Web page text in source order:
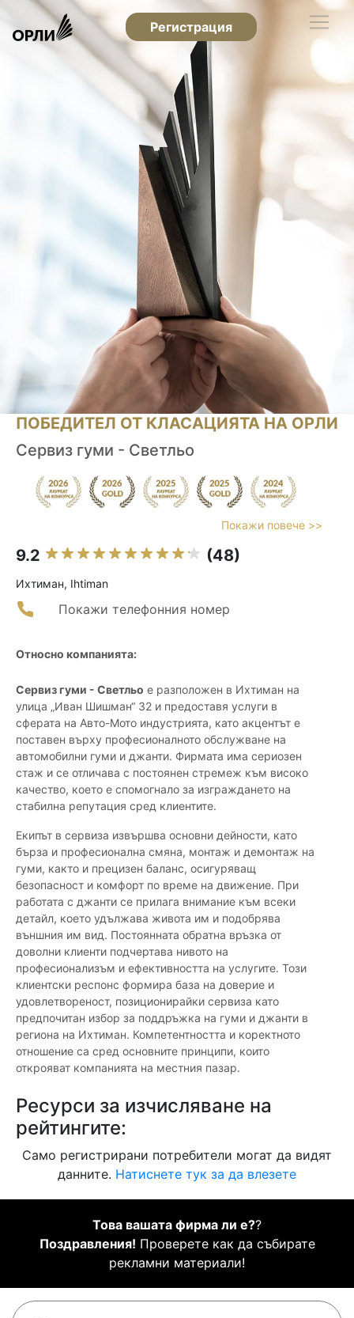
Регистрация
ПОБЕДИТЕЛ ОТ КЛАСАЦИЯТА НА ОРЛИ
Сервиз гуми - Светльо
Покажи повече >>
9.2 (48)
Ихтиман, Ihtiman
Покажи телефонния номер
Относно компанията:
Сервиз гуми - Светльо е разположен в Ихтиман на
улица „Иван Шишман“ 32 и предоставя услуги в
сферата на Авто-Мото индустрията, като акцентът е
поставен върху професионалното обслужване на
автомобилни гуми и джанти. Фирмата има сериозен
стаж и се отличава с постоянен стремеж към високо
качество, което е спомогнало за изграждането на
стабилна репутация сред клиентите.
Екипът в сервиза извършва основни дейности, като
бърза и професионална смяна, монтаж и демонтаж на
гуми, както и прецизен баланс, осигуряващ
безопасност и комфорт по време на движение. При
работата с джанти се прилага внимание към всеки
детайл, което удължава живота им и подобрява
външния им вид. Постоянната обратна връзка от
доволни клиенти подчертава нивото на
професионализъм и ефективността на услугите. Този
клиентски респонс формира база на доверие и
удовлетвореност, позиционирайки сервиза като
предпочитан избор за поддръжка на гуми и джанти в
региона на Ихтиман. Компетентността и коректното
отношение са сред основните принципи, които
открояват компанията на местния пазар.
Ресурси за изчисляване на
рейтингите:
Само регистрирани потребители могат да видят
данните. Натиснете тук за да влезете
Това вашата фирма ли е??
Поздравления! Проверете как да събирате
рекламни материали!